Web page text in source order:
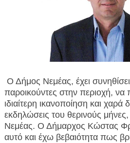
Ο Δήμος Νεμέας, έχει
παροικούντες στην περιοχή,
ιδιαίτερη ικανοποίηση και χαρά
εκδηλώσεις του θερινούς
Νεμέας. Ο Δήμαρχος Κώστας
αυτό και έχω βεβαιότητα πως